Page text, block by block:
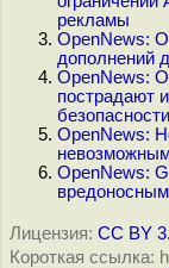
рекламы
OpenNews:
дополнений
OpenNews:
пострадают
OpenNews:
OpenNews:
Лицензия: CC BY
Короткая ссылка: